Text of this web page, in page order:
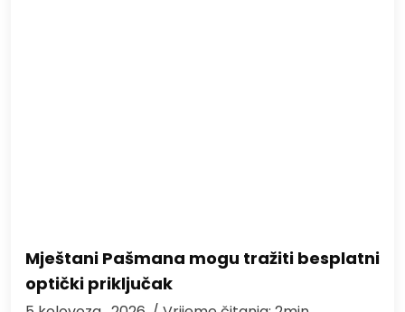
Mještani Pašmana mogu tražiti besplatni
optički priključak